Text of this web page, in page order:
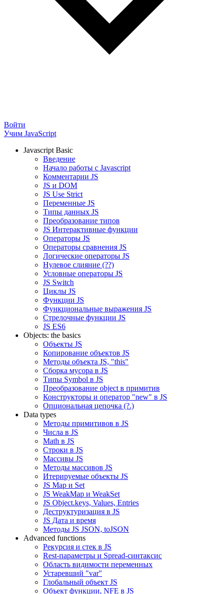
Войти
Учим JavaScript
Javascript Basic
Введение
Начало работы с Javascript
Комментарии JS
JS и DOM
JS Use Strict
Переменные JS
Типы данных JS
Преобразование типов
JS Интерактивные функции
Операторы JS
Операторы сравнения JS
Логические операторы JS
Нулевое слияние (??)
Условные операторы JS
JS Switch
Циклы JS
Функции JS
Функциональные выражения JS
Стрелочные функции JS
JS ES6
Objects: the basics
Объекты JS
Копирование объектов JS
Методы объекта JS, "this"
Сборка мусора в JS
Типы Symbol в JS
Преобразование object в примитив
Конструкторы и оператор "new" в JS
Опциональная цепочка (?.)
Data types
Методы примитивов в JS
Числа в JS
Math в JS
Строки в JS
Массивы JS
Методы массивов JS
Итерируемые объекты JS
JS Map и Set
JS WeakMap и WeakSet
JS Object.keys, Values, Entries
Деструктуризация в JS
JS Дата и время
Методы JS JSON, toJSON
Advanced functions
Рекурсия и стек в JS
Rest-параметры и Spread-синтаксис
Область видимости переменных
Устаревший "var"
Глобальный объект JS
Объект функции, NFE в JS